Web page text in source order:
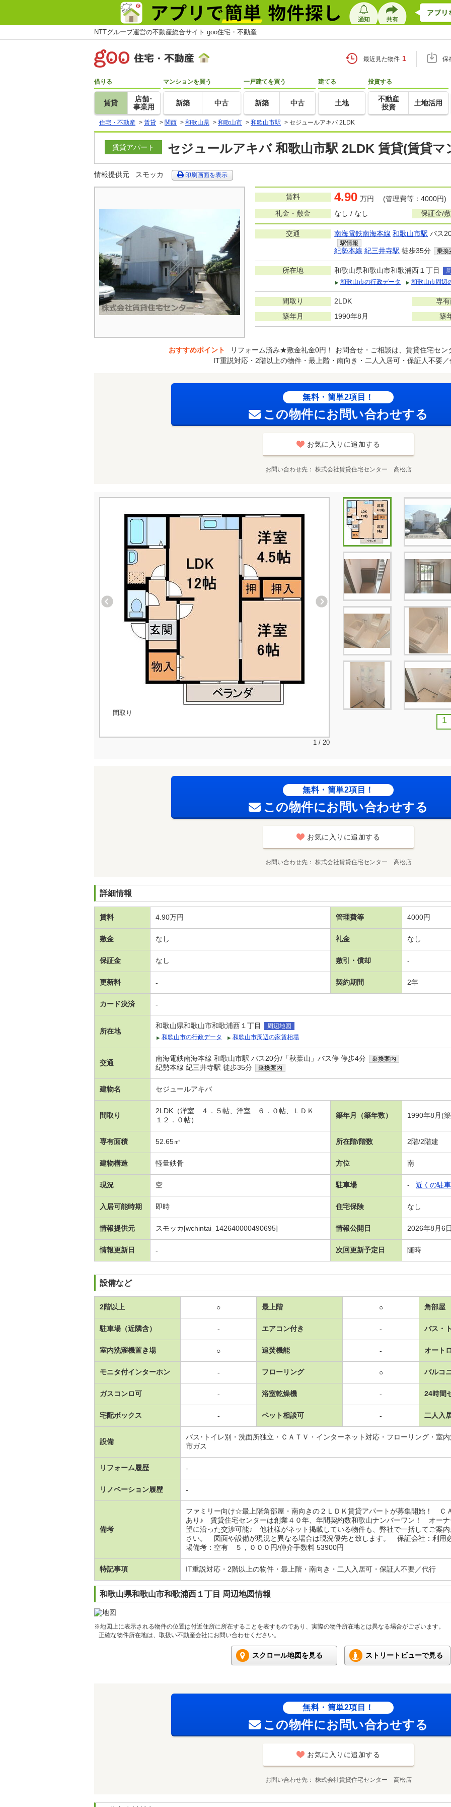
NTTグループ運営の不動産総合サイト goo住宅・不動産
最近見た物件 1 保
借りる
賃貸
店舗･
事業用
マンションを買う
新築 中古
一戸建てを買う
新築 中古
建てる
土地
投資する
不動産
投資
土地活用
住宅・不動産 > 賃貸 > 関西 > 和歌山県 > 和歌山市 > 和歌山市駅 > セジュールアキバ 2LDK
賃貸アパート セジュールアキバ 和歌山市駅 2LDK 賃貸(賃貸
情報提供元 スモッカ 印刷画面を表示
賃料 4.90 万円 (管理費等：4000円)
礼金・敷金
なし / なし 保証金/
交通 南海電鉄南海本線 和歌山市駅 バス
駅情報
紀勢本線 紀三井寺駅 徒歩35分 乗換
所在地 和歌山県和歌山市和歌浦西１丁目
和歌山市の行政データ
和歌山市周辺
間取り 2LDK 専
築年月 1990年8月 築
おすすめポイント
リフォーム済み★敷金礼金0円！ お問合せ・ご相談は、賃貸住宅セン
IT重説対応・2階以上の物件・最上階・南向き・二人入居可・保証人不要／
無料・簡単2項目！
この物件にお問い合わせする
お気に入りに追加する
お問い合わせ先 株式会社賃貸住宅センター 高松店
間取り
1 / 20
1
無料・簡単2項目！
この物件にお問い合わせする
お気に入りに追加する
お問い合わせ先 株式会社賃貸住宅センター 高松店
詳細情報
賃料 4.90万円 管理費等 4000円
敷金 なし 礼金 なし
保証金 なし 敷引・償却 -
更新料 - 契約期間 2年
カード決済 -
所在地
和歌山県和歌山市和歌浦西１丁目
周辺地図
和歌山市の行政データ
和歌山市周辺の家賃相場
交通
南海電鉄南海本線 和歌山市駅 バス20分/「秋葉山」バス停 停歩4分 乗換案内
紀勢本線 紀三井寺駅 徒歩35分 乗換案内
建物名 セジュールアキバ
間取り
2LDK（洋室 ４．５帖、洋室 ６．０帖、ＬＤＫ
１２．０帖）
築年月（築年数） 1990年8月(
専有面積 52.65㎡ 所在階/階数 2階/2階建
建物構造 軽量鉄骨 方位 南
現況 空 駐車場 - 近くの駐
入居可能時期 即時 住宅保険 なし
情報提供元 スモッカ[wchintai_142640000490695] 情報公開日 2026年8月6日
情報更新日 - 次回更新予定日 随時
設備など
2階以上 ○ 最上階 ○ 角部屋
駐車場（近隣含） - エアコン付き - バス・
室内洗濯機置き場 ○ 追焚機能 - オート
モニタ付インターホン - フローリング ○ バルコ
ガスコンロ可 - 浴室乾燥機 - 24時間
宅配ボックス - ペット相談可 - 二人入
設備
バス･トイレ別・洗面所独立・ＣＡＴＶ・インターネット対応・フローリング・室
市ガス
リフォーム履歴 -
リノベーション履歴 -
備考
ファミリー向け☆最上階角部屋・南向きの２ＬＤＫ賃貸アパートが募集開始！ Ｃ
あり♪ 賃貸住宅センターは創業４０年、年間契約数和歌山ナンバーワン！ オー
望に沿った交渉可能♪ 他社様がネット掲載している物件も、弊社で一括してご案
さい。 図面や設備が現況と異なる場合は現況優先と致します。 保証会社：利
場備考：空有 ５，０００円/仲介手数料 53900円
特記事項 IT重説対応・2階以上の物件・最上階・南向き・二人入居可・保証人不要／代行
和歌山県和歌山市和歌浦西１丁目 周辺地図情報
※地図上に表示される物件の位置は付近住所に所在することを表すものであり、実際の物件所在地とは異なる場合がございます。
正確な物件所在地は、取扱い不動産会社にお問い合わせください。
スクロール地図を見る ストリートビューで見る
無料・簡単2項目！
この物件にお問い合わせする
お気に入りに追加する
お問い合わせ先 株式会社賃貸住宅センター 高松店